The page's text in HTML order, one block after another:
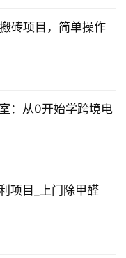
砖项目，简单操作
：从0开始学跨境电
项目_上门除甲醛